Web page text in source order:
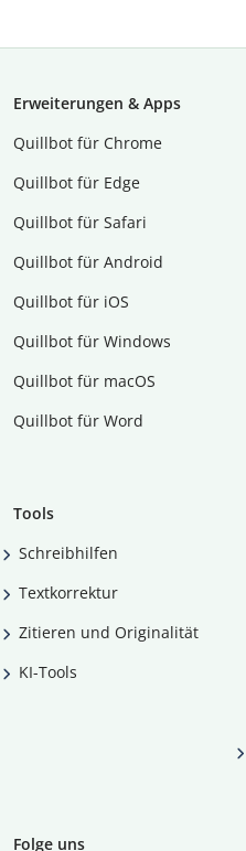
Erweiterungen & Apps
Quillbot für Chrome
Quillbot für Edge
Quillbot für Safari
Quillbot für Android
Quillbot für iOS
Quillbot für Windows
Quillbot für macOS
Quillbot für Word
Tools
Schreibhilfen
Textkorrektur
Zitieren und Originalität
KI-Tools
Folge uns